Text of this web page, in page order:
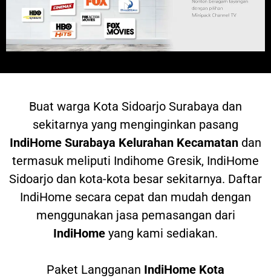
Buat warga Kota Sidoarjo Surabaya dan
sekitarnya yang menginginkan pasang
IndiHome Surabaya Kelurahan Kecamatan dan
termasuk meliputi Indihome Gresik, IndiHome
Sidoarjo dan kota-kota besar sekitarnya. Daftar
IndiHome secara cepat dan mudah dengan
menggunakan jasa pemasangan dari
IndiHome yang kami sediakan.
Paket Langganan IndiHome Kota